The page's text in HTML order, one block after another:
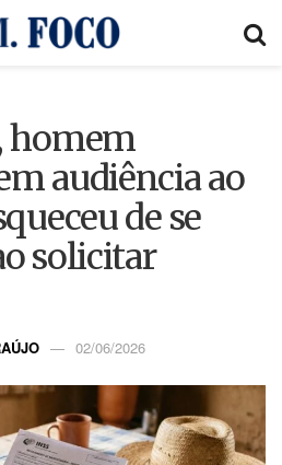
homem
audiência ao
de se
solicitar
02/06/2026